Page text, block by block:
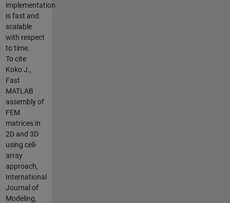
implementation
is fast and
scalable
with respect
to time.
To cite
Koko J.,
Fast
MATLAB
assembly of
FEM
matrices in
2D and 3D
using cell-
array
approach,
International
Journal of
Modeling,